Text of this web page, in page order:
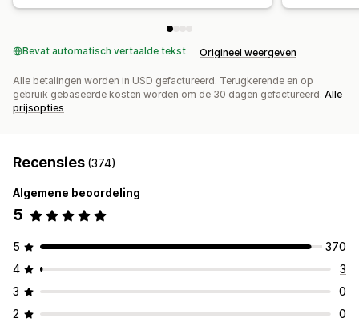
Bevat automatisch vertaalde tekst Origineel weergeven
Alle betalingen worden in USD gefactureerd. Terugkerende en op
gebruik gebaseerde kosten worden om de 30 dagen gefactureerd. Alle
prijsopties
Recensies (374)
Algemene beoordeling
5
5
370
4
3
3
0
2
0